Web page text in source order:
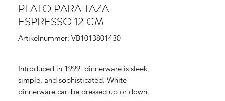
PLATO PARA TAZA
ESPRESSO 12 CM
Artikelnummer: VB1013801430
Introduced in 1999. dinnerware is sleek,
simple, and sophisticated. White
dinnerware can be dressed up or down,